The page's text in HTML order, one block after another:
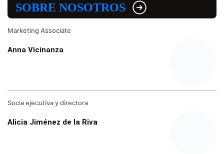
SOBRE NOSOTROS
Marketing Associate
Anna Vicinanza
Socia ejecutiva y directora
Alicia Jiménez de la Riva